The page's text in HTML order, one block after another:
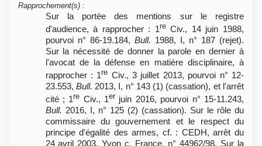
Rapprochement(s) :
Sur la portée des mentions sur le registre
d'audience, à rapprocher : 1reCiv., 14 juin 1988,
pourvoi n° 86-19.184, Bull. 1988, I, n° 187 (rejet).
Sur la nécessité de donner la parole en dernier à
l'avocat de la défense en matière disciplinaire, à
rapprocher : 1re Civ., 3 juillet 2013, pourvoi n° 12-
23.553, Bull. 2013, I, n° 143 (1) (cassation), et l'arrêt
cité ; 1re Civ., 1er juin 2016, pourvoi n° 15-11.243,
Bull. 2016, I, n° 125 (2) (cassation). Sur le rôle du
commissaire du gouvernement et le respect du
principe d'égalité des armes, cf. : CEDH, arrêt du
24 avril 2003, Yvon c. France, n° 44962/98. Sur la